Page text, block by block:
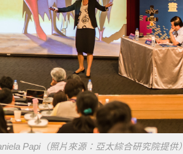
Papi（照片來源：亞太綜合研究院提供）